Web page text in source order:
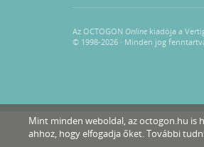
Az OCTOGON Online kiadója a
© 1998-2026 · Minden jog
Mint minden weboldal, az octogon.hu is
ahhoz, hogy elfogadja őket. További